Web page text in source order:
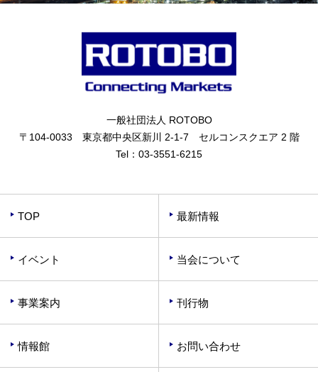
一般社団法人 ROTOBO
〒104-0033 東京都中央区新川 2-1-7 セルコンスクエア 2 階
Tel： 03-3551-6215
TOP 最新情報
イベント 当会について
事業案内 刊行物
情報館 お問い合わせ